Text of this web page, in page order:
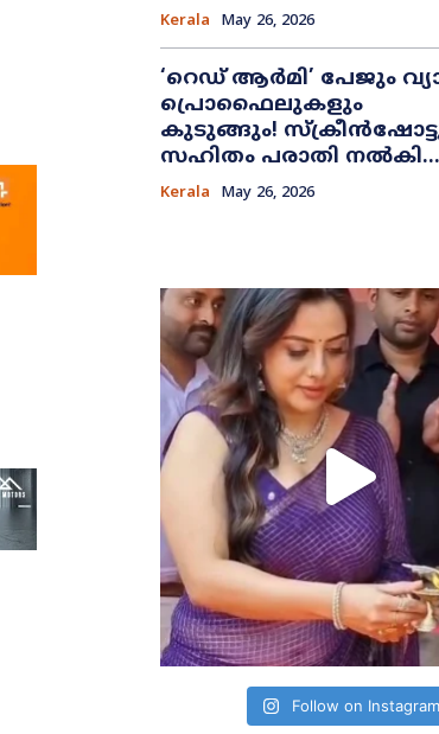
Kerala May 26, 2026
​‘റെഡ് ആർമി’ പേജും
പ്രൊഫൈലുകളും
കുടുങ്ങും!
സഹിതം പരാതി നൽകി...
Kerala May 26, 2026
Follow on Instagram